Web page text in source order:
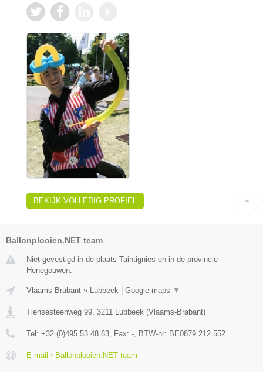
BEKIJK VOLLEDIG PROFIEL
Ballonplooien.NET team
Niet gevestigd in de plaats Taintignies en in de provincie
Henegouwen.
Vlaams-Brabant » Lubbeek Google maps ▼
Tiensesteenweg 99, 3211 Lubbeek (Vlaams-Brabant)
Tel: +32 (0)495 53 48 63, Fax: -, BTW-nr: BE0879 212 552
E-mail › Ballonplooien.NET team